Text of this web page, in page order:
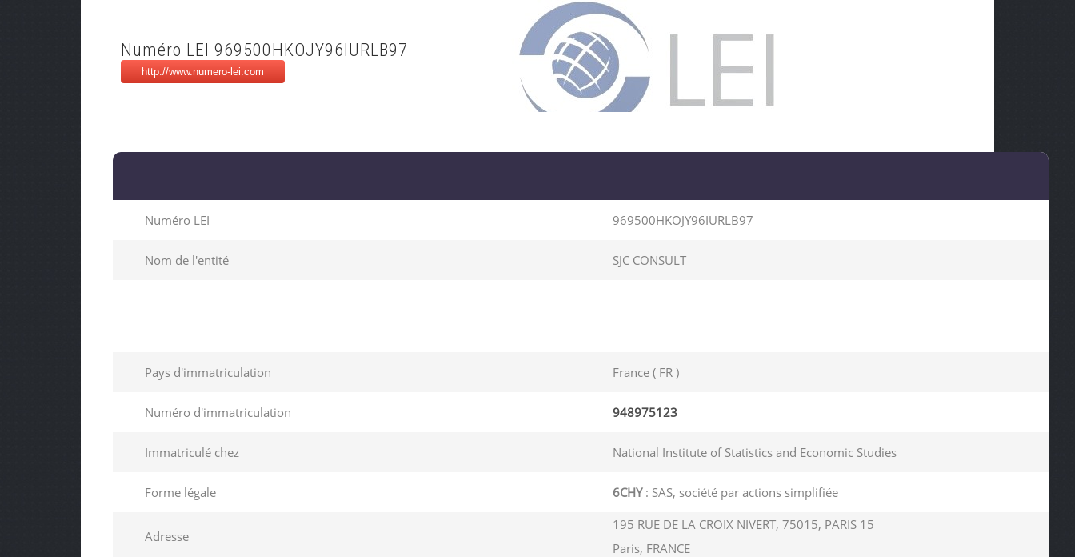
Numéro LEI 969500HKOJY96IURLB97
Numéro LEI 969500HKOJY96IURLB97
Nom de l'entité SJC CONSULT
Pays d'immatriculation France ( FR )
Numéro d'immatriculation 948975123
Immatriculé chez National Institute of Statistics and Economic Studies
Forme légale 6CHY: SAS, société par actions simplifiée
Adresse
195 RUE DE LA CROIX NIVERT, 75015, PARIS 15
Paris, FRANCE